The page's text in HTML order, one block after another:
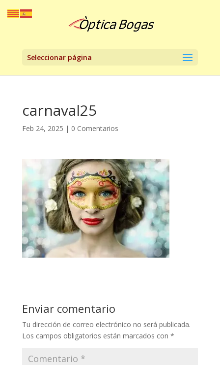
Seleccionar página
carnaval25
Feb 24, 2025 | 0 Comentarios
Enviar comentario
Tu dirección de correo electrónico no será publicada.
Los campos obligatorios están marcados con *